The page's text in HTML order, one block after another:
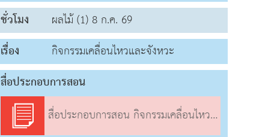
ชั่วโมง
ผลไม้ (1) 8 ก.ค. 69
เรื่อง
กิจกรรมเคลื่อนไหวและจังหวะ
สื่อประกอบการสอน
สื่อประกอบการสอน กิจกรรมเคลื่อนไหวและจังหวะ